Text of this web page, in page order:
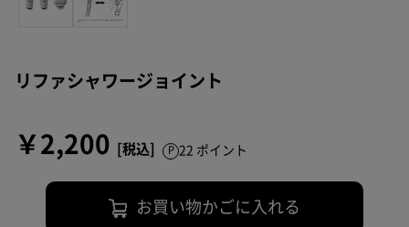
リファシャワージョイント
￥2,200 22 ポイント
お買い物かごに入れる